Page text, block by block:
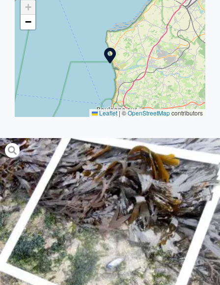
+
−
Leaflet |©OpenStreetMapcontributors